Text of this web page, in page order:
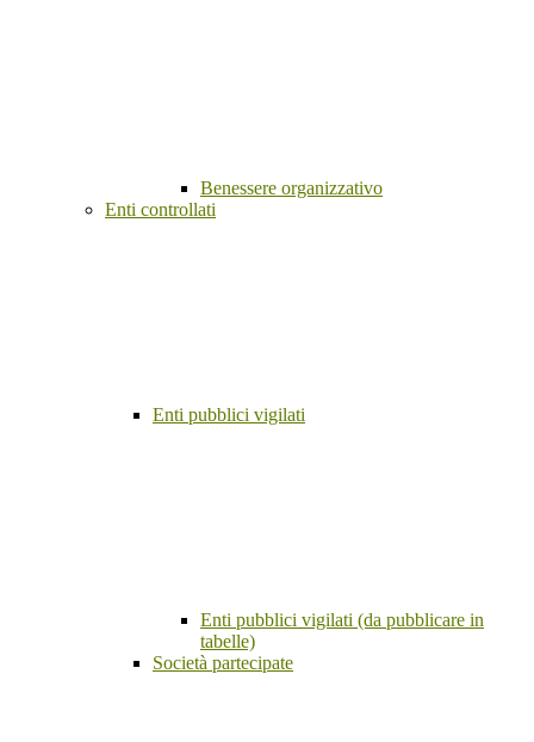
Benessere organizzativo
Enti controllati
Enti pubblici vigilati
Enti pubblici vigilati (da pubblicare in
tabelle)
Società partecipate